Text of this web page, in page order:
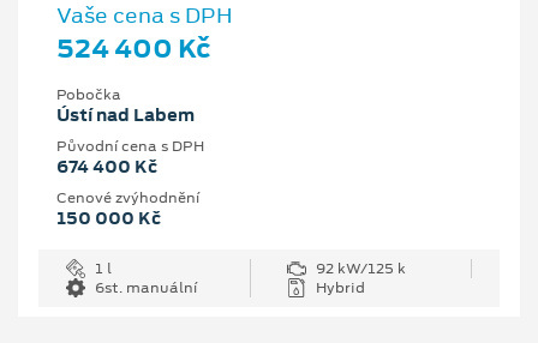
Vaše cena s DPH
524 400 Kč
Pobočka
Ústí nad Labem
Původní cena s DPH
674 400 Kč
Cenové zvýhodnění
150 000 Kč
1 l
92 kW/125 k
6st. manuální
Hybrid